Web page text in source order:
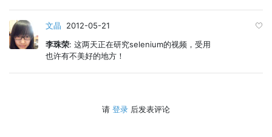
文晶 2012-05-21
李珠荣: 这两天正在研究selenium的视频，受用
也许有不美好的地方！
请 登录 后发表评论